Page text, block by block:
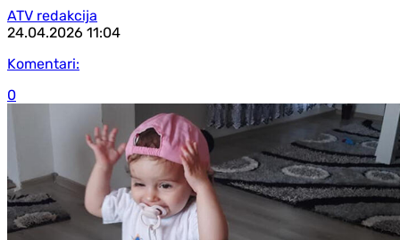
ATV redakcija
24.04.2026 11:04
Komentari:
0